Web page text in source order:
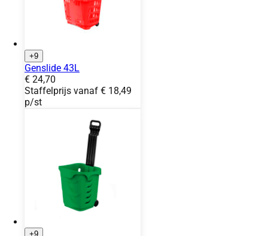
Blauw PAN 293C
Blauw PAN 299C
Fuchsia RAL 4003
Geel PAN 012C
Grijs PAN 429C
+9
Genslide 43L
Prijs:
€ 24,70
Staffelprijs vanaf € 18,49
p/st
Blauw PAN 293C
Blauw PAN 299C
Fuchsia RAL 4003
Geel PAN 012C
Grijs PAN 429C
+9